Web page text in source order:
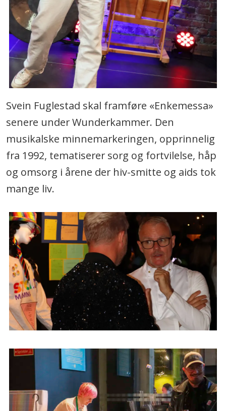
Svein Fuglestad skal framføre «Enkemessa»
senere under Wunderkammer. Den
musikalske minnemarkeringen, opprinnelig
fra 1992, tematiserer sorg og fortvilelse, håp
og omsorg i årene der hiv-smitte og aids tok
mange liv.